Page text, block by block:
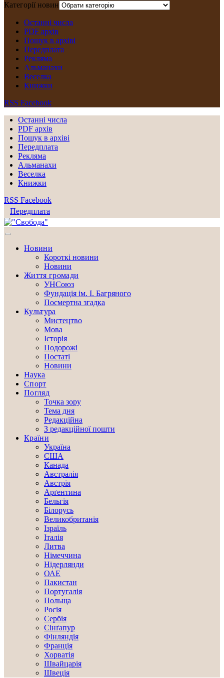
Категорії новин
Останні числа
PDF архів
Пошук в архіві
Передплата
Рекляма
Альманахи
Веселка
Книжки
RSS Facebook
Останні числа
PDF архів
Пошук в архіві
Передплата
Рекляма
Альманахи
Веселка
Книжки
RSS Facebook
Передплата
Новини
Короткі новини
Новини
Життя громади
УНСоюз
Фундація ім. І. Багряного
Посмертна згадка
Культура
Мистецтво
Мова
Історія
Подорожі
Постаті
Новини
Наука
Спорт
Погляд
Точка зору
Тема дня
Редакційна
З редакційної пошти
Країни
Україна
США
Канада
Австралія
Австрія
Арґентина
Бельгія
Білорусь
Великобританія
Ізраїль
Італія
Литва
Німеччина
Нідерлянди
ОАЕ
Пакистан
Португалія
Польща
Росія
Сербія
Сінґапур
Фінляндія
Франція
Хорватія
Швайцарія
Швеція